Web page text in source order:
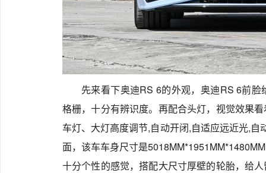
先来看下奥迪RS 6的外观，奥迪RS 6前
格栅，十分有辨识度。再配合头灯，视觉效果
车灯、大灯高度调节,自动开闭,自适应远近光,
面，该车车身尺寸是
十分个性的感觉，搭配大尺寸厚壁的轮胎，给